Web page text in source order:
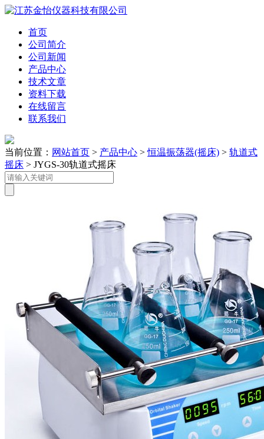
首页
公司简介
公司新闻
产品中心
技术文章
资料下载
在线留言
联系我们
当前位置： 网站首页 > 产品中心 >恒温振荡器(摇床) > 轨道式
摇床 > JYGS-30轨道式摇床